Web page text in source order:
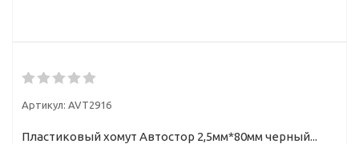
Артикул: AVT2916
Пластиковый хомут Автостор 2,5мм*80мм черный...